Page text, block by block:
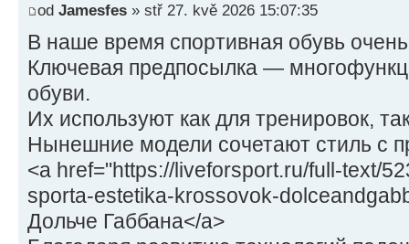
od Jamesfes » stř 27. kvě 2026 15:07:35
В наше время спортивная обувь
Ключевая предпосылка —
обуви.
Их используют как для тренировок,
Нынешние модели сочетают стиль с
<a href="https://liveforsport.ru/full-text/
sporta-estetika-krossovok-
Дольче Габбана</a>